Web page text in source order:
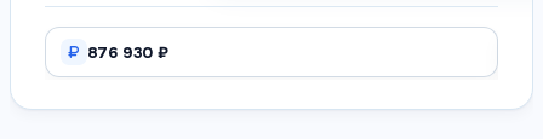
876 930 ₽